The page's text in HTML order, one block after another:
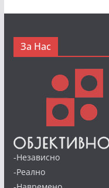
За Нас
-Независно
-Реално